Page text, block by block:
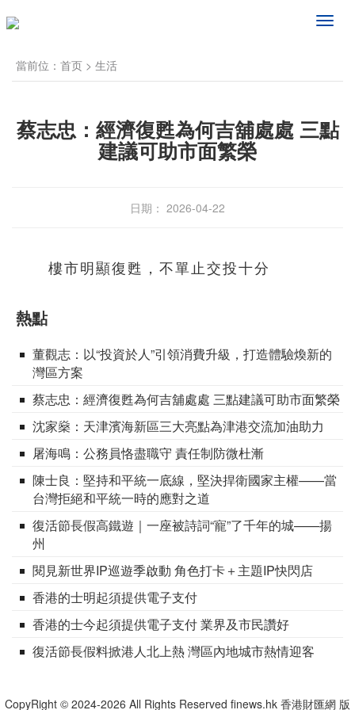
频
當前位： 首页 > 生活
蔡志忠：經濟復甦為何吉舖處處 三點
建議可助市面繁榮
日期： 2026-04-22
樓市明顯復甦，不單止交投十分
熱點
董觀志：以“投資於人”引領消費升級，打造體驗煥新的
灣區方案
蔡志忠：經濟復甦為何吉舖處處 三點建議可助市面繁榮
沈家燊：天津濱海新區三大亮點為津港交流加油助力
屠海鳴：公務員恪盡職守 責任制防微杜漸
陳士良：堅持和平統一底線，堅決捍衛國家主權——當
台灣拒絕和平統一時的應對之道
復活節長假高鐵遊｜一座被詩詞“寵”了千年的城——揚
州
閱見新世界IP巡遊季啟動 角色打卡＋主題IP快閃店
香港的士明起須提供電子支付
香港的士今起須提供電子支付 業界及市民讚好
復活節長假料掀港人北上熱 灣區內地城市熱情迎客
CopyRight © 2024-2026 All Rights Reserved finews.hk 香港財匯網 版